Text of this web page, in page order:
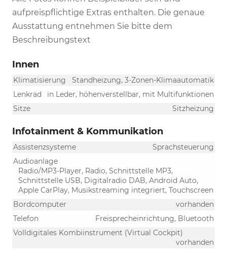
aufpreispflichtige Extras enthalten. Die genaue
Ausstattung entnehmen Sie bitte dem
Beschreibungstext
Innen
Klimatisierung
Standheizung, 3-Zonen-Klimaautomatik
Lenkrad
in Leder, höhenverstellbar, mit Multifunktionen
Sitze
Sitzheizung
Infotainment & Kommunikation
Assistenzsysteme
Sprachsteuerung
Audioanlage
Radio/MP3-Player, Radio, Schnittstelle MP3,
Schnittstelle USB, Digitalradio DAB, Android Auto,
Apple CarPlay, Musikstreaming integriert, Touchscreen
Bordcomputer
vorhanden
Telefon
Freisprecheinrichtung, Bluetooth
Volldigitales Kombiinstrument (Virtual Cockpit)
vorhanden